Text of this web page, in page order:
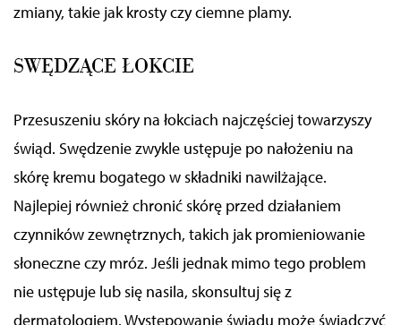
zmiany, takie jak krosty czy ciemne plamy.
SWĘDZĄCE ŁOKCIE
Przesuszeniu skóry na łokciach najczęściej towarzyszy
świąd. Swędzenie zwykle ustępuje po nałożeniu na
skórę kremu bogatego w składniki nawilżające.
Najlepiej równieżchronić skórę przed działaniem
czynników zewnętrznych, takich jak promieniowanie
słoneczne czy mróz. Jeśli jednak mimo tego problem
nie ustępuje lub się nasila, skonsultuj się z
dermatologiem. Występowanie świądu może świadczyć